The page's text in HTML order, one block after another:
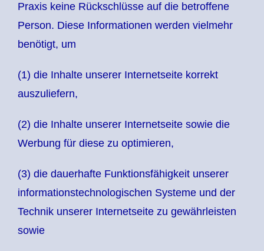
Praxis keine Rückschlüsse auf die betroffene
Person. Diese Informationen werden vielmehr
benötigt, um
(1) die Inhalte unserer Internetseite korrekt
auszuliefern,
(2) die Inhalte unserer Internetseite sowie die
Werbung für diese zu optimieren,
(3) die dauerhafte Funktionsfähigkeit unserer
informationstechnologischen Systeme und der
Technik unserer Internetseite zu gewährleisten
sowie